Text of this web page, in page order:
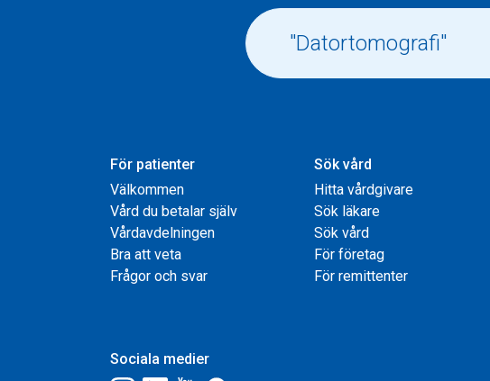
För patienter
Välkommen
Vård du betalar själv
Vårdavdelningen
Bra att veta
Frågor och svar
Sök vård
Hitta vårdgivare
Sök läkare
Sök vård
För företag
För remittenter
Sociala medier